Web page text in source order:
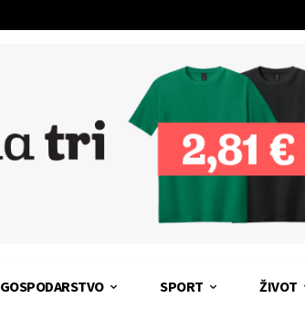
GOSPODARSTVO SPORT ŽIVOT